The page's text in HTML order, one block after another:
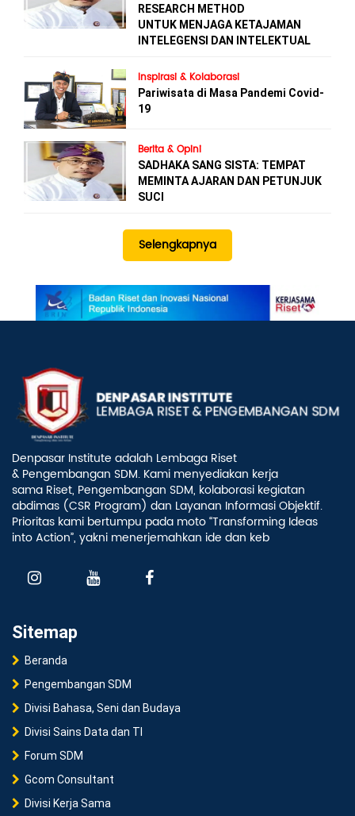
RESEARCH METHOD
UNTUK MENJAGA KETAJAMAN
INTELEGENSI DAN INTELEKTUAL
Inspirasi & Kolaborasi
Pariwisata di Masa Pandemi Covid-
19
Berita & Opini
SADHAKA SANG SISTA: TEMPAT
MEMINTA AJARAN DAN PETUNJUK
SUCI
Selengkapnya
Denpasar Institute adalah Lembaga Riset
& Pengembangan SDM. Kami menyediakan kerja
sama Riset, Pengembangan SDM, kolaborasi kegiatan
abdimas (CSR Program) dan Layanan Informasi Objektif.
Prioritas kami bertumpu pada moto “Transforming Ideas
into Action”, yakni menerjemahkan ide dan keb
Sitemap
Beranda
Pengembangan SDM
Divisi Bahasa, Seni dan Budaya
Divisi Sains Data dan TI
Forum SDM
Gcom Consultant
Divisi Kerja Sama